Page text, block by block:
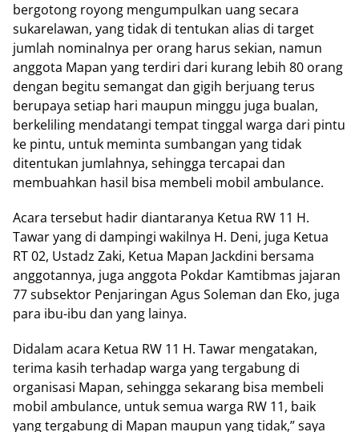
bergotong royong mengumpulkan uang secara
sukarelawan, yang tidak di tentukan alias di target
jumlah nominalnya per orang harus sekian, namun
anggota Mapan yang terdiri dari kurang lebih 80 orang
dengan begitu semangat dan gigih berjuang terus
berupaya setiap hari maupun minggu juga bualan,
berkeliling mendatangi tempat tinggal warga dari pintu
ke pintu, untuk meminta sumbangan yang tidak
ditentukan jumlahnya, sehingga tercapai dan
membuahkan hasil bisa membeli mobil ambulance.
Acara tersebut hadir diantaranya Ketua RW 11 H.
Tawar yang di dampingi wakilnya H. Deni, juga Ketua
RT 02, Ustadz Zaki, Ketua Mapan Jackdini bersama
anggotannya, juga anggota Pokdar Kamtibmas jajaran
77 subsektor Penjaringan Agus Soleman dan Eko, juga
para ibu-ibu dan yang lainya.
Didalam acara Ketua RW 11 H. Tawar mengatakan,
terima kasih terhadap warga yang tergabung di
organisasi Mapan, sehingga sekarang bisa membeli
mobil ambulance, untuk semua warga RW 11, baik
yang tergabung di Mapan maupun yang tidak,” saya